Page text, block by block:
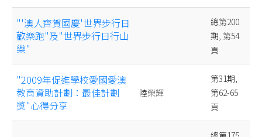
"'澳人齊賀國慶'世界步行日
歡樂跑"及"世界步行日行山
樂"
總第200
期, 第54
頁
"2009年促進學校愛國愛澳
教育資助計劃：最佳計劃
獎"心得分享
陸榮輝
第31期,
第62-65
頁